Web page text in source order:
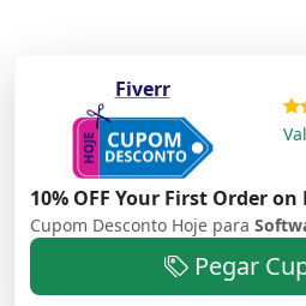
Fiverr
10% OFF Your First Order on
Cupom Desconto Hoje para
Pegar